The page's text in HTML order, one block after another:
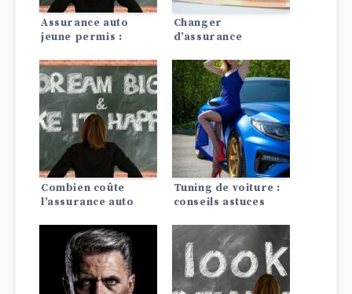
Assurance auto
jeune permis :
moins cher
Changer
d’assurance
le coup !
Combien coûte
l’assurance auto
Tuning de voiture :
conseils astuces